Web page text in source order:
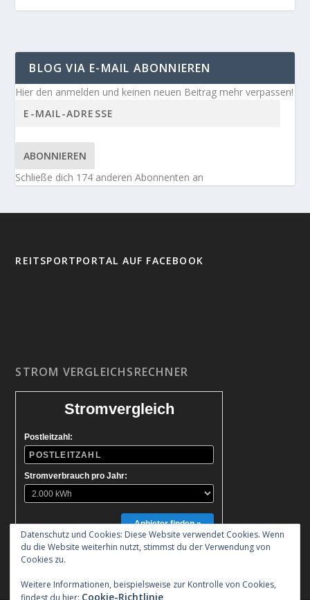
BLOG VIA E-MAIL ABONNIEREN
Hier den anmelden und keinen neuen Beitrag mehr verpassen!
ABONNIEREN
Schließe dich 174 anderen Abonnenten an
REITSPORTPORTAL AUF FACEBOOK
STROM VERGLEICHSRECHNER
Stromvergleich
Postleitzahl:
Stromverbrauch pro Jahr:
Anbieter finden »
Datenschutz und Cookies: Diese Website verwendet Cookies. Wenn
du die Website weiterhin nutzt, stimmst du der Verwendung von
Cookies zu.
Weitere Informationen, beispielsweise zur Kontrolle von Cookies,
findest du hier: Cookie-Richtlinie